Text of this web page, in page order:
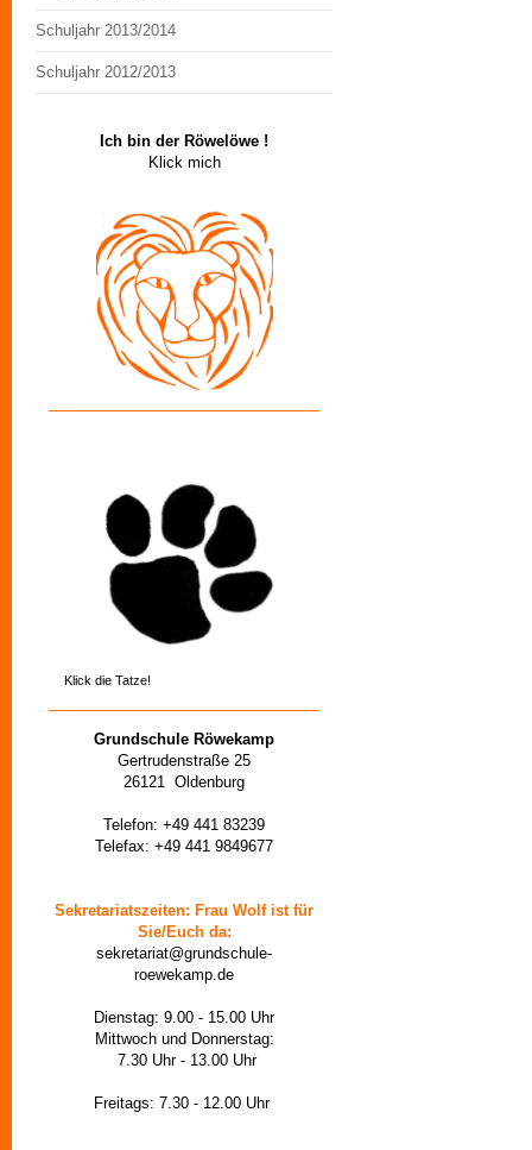
Schuljahr 2013/2014
Schuljahr 2012/2013
Ich bin der Röwelöwe !
Klick mich
Klick die Tatze!
Grundschule Röwekamp
Gertrudenstraße 25
26121 Oldenburg
Telefon: +49 441 83239
Telefax: +49 441 9849677
Sekretariatszeiten: Frau Wolf ist für
Sie/Euch da:
sekretariat@grundschule-
roewekamp.de
Dienstag: 9.00 - 15.00 Uhr
Mittwoch und Donnerstag:
7.30 Uhr - 13.00 Uhr
Freitags: 7.30 - 12.00 Uhr